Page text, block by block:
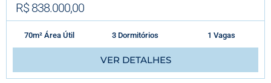
R$ 838.000,00
70m² Área Útil 3 Dormitórios 1 Vagas
VER DETALHES